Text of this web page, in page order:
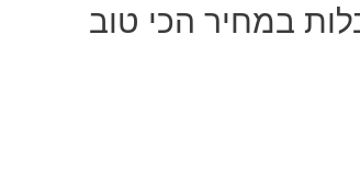
במחיר הכי טוב